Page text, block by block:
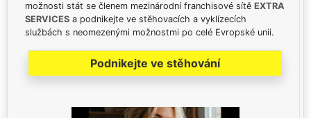
možnosti stát se členem mezinárodní franchisové sítě EXTRA
SERVICES a podnikejte ve stěhovacích a vyklízecích
službách s neomezenými možnostmi po celé Evropské unii.
Podnikejte ve stěhování